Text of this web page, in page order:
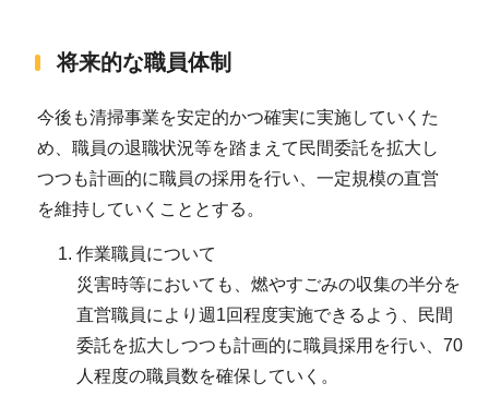
将来的な職員体制
今後も清掃事業を安定的かつ確実に実施していくた
め、職員の退職状況等を踏まえて民間委託を拡大し
つつも計画的に職員の採用を行い、一定規模の直営
を維持していくこととする。
作業職員について
災害時等においても、燃やすごみの収集の半分を
直営職員により週1回程度実施できるよう、民間
委託を拡大しつつも計画的に職員採用を行い、70
人程度の職員数を確保していく。